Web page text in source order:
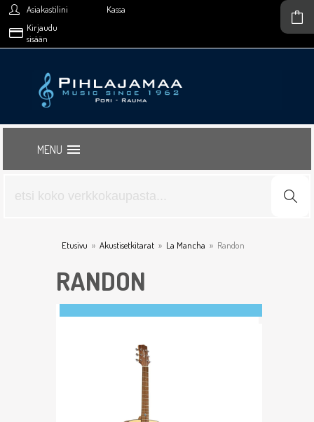
Asiakastilini
Kassa
Kirjaudu
sisään
MENU
Etusivu » Akustisetkitarat » La Mancha » Randon
RANDON